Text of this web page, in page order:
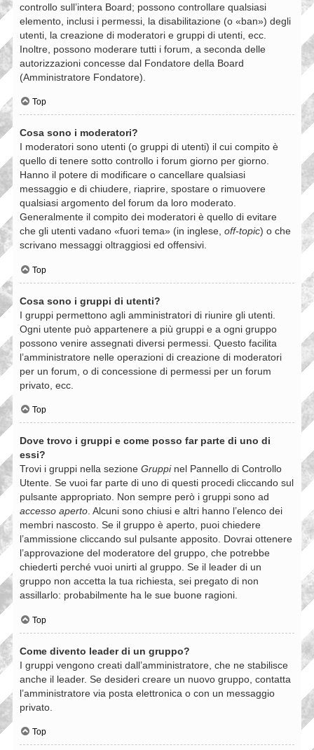
controllo sull’intera Board; possono controllare qualsiasi
elemento, inclusi i permessi, la disabilitazione (o «ban») degli
utenti, la creazione di moderatori e gruppi di utenti, ecc.
Inoltre, possono moderare tutti i forum, a seconda delle
autorizzazioni concesse dal Fondatore della Board
(Amministratore Fondatore).
Top
Cosa sono i moderatori?
I moderatori sono utenti (o gruppi di utenti) il cui compito è
quello di tenere sotto controllo i forum giorno per giorno.
Hanno il potere di modificare o cancellare qualsiasi
messaggio e di chiudere, riaprire, spostare o rimuovere
qualsiasi argomento del forum da loro moderato.
Generalmente il compito dei moderatori è quello di evitare
che gli utenti vadano «fuori tema» (in inglese, off-topic) o che
scrivano messaggi oltraggiosi ed offensivi.
Top
Cosa sono i gruppi di utenti?
I gruppi permettono agli amministratori di riunire gli utenti.
Ogni utente può appartenere a più gruppi e a ogni gruppo
possono venire assegnati diversi permessi. Questo facilita
l’amministratore nelle operazioni di creazione di moderatori
per un forum, o di concessione di permessi per un forum
privato, ecc.
Top
Dove trovo i gruppi e come posso far parte di uno di
essi?
Trovi i gruppi nella sezione Gruppinel Pannello di Controllo
Utente. Se vuoi far parte di uno di questi procedi cliccando sul
pulsante appropriato. Non sempre però i gruppi sono ad
accesso aperto. Alcuni sono chiusi e altri hanno l’elenco dei
membri nascosto. Se il gruppo è aperto, puoi chiedere
l’ammissione cliccando sul pulsante apposito. Dovrai ottenere
l’approvazione del moderatore del gruppo, che potrebbe
chiederti perché vuoi unirti al gruppo. Se il leader di un
gruppo non accetta la tua richiesta, sei pregato di non
assillarlo: probabilmente ha le sue buone ragioni.
Top
Come divento leader di un gruppo?
I gruppi vengono creati dall’amministratore, che ne stabilisce
anche il leader. Se desideri creare un nuovo gruppo, contatta
l’amministratore via posta elettronica o con un messaggio
privato.
Top